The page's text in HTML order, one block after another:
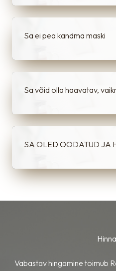
Sa ei pea kandma maski
Sa võid olla haavatav,
SA OLED OODATUD JA
Vabastav hingamine toimub